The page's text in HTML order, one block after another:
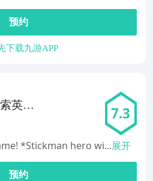
预约
下载九游APP
英雄
Hero
7.3
*Stickman hero wi...展开
预约